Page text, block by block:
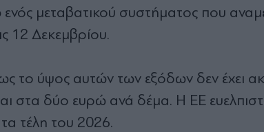
μεταβατικού συστήματος που
12 Δεκεμβρίου.
το ύψος αυτών των εξόδων δεν έχει
στα δύο ευρώ ανά δέμα. Η ΕΕ
τέλη του 2026.